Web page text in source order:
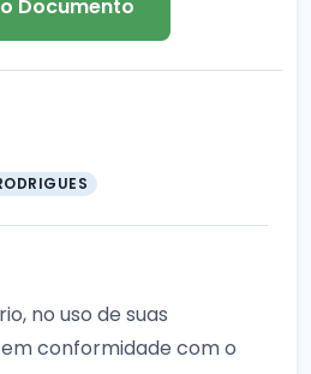
Documento
no uso de suas
conformidade com o